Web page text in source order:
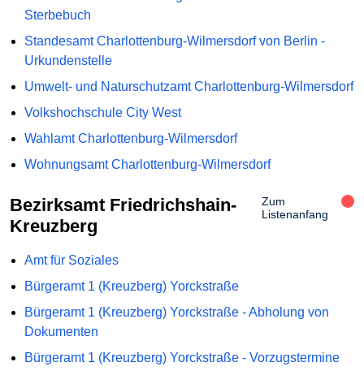
Sterbebuch
Standesamt Charlottenburg-Wilmersdorf von Berlin -
Urkundenstelle
Umwelt- und Naturschutzamt Charlottenburg-Wilmersdorf
Volkshochschule City West
Wahlamt Charlottenburg-Wilmersdorf
Wohnungsamt Charlottenburg-Wilmersdorf
Bezirksamt Friedrichshain-
Kreuzberg
Zum
Listenanfang
Amt für Soziales
Bürgeramt 1 (Kreuzberg) Yorckstraße
Bürgeramt 1 (Kreuzberg) Yorckstraße - Abholung von
Dokumenten
Bürgeramt 1 (Kreuzberg) Yorckstraße - Vorzugstermine